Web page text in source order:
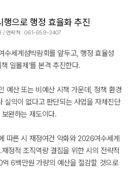
행으로 행정 효율화 추진
/ 연락처 : 061-659-3407
수세계섬박람회를 앞두고, 행정 효율성
일몰제’를 본격 추진한다.
예산 또는 비예산 시책 가운데, 정책 환경
실익이 없다고 판단되는 사업을 자체진단
완하는 제도이다.
따른 시 재정여건 악화와 2026여수세계
정적 조직역량 결집을 위한 시의 전략적
6백만원 가량의 예산을 절감할 것으로